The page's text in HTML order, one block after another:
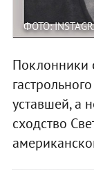
ФОТО:
Поклонники
уставшей, а
сходство